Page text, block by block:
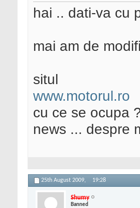
hai .. dati-va cu
mai am de
situl
www.motorul.ro
cu ce se ocupa
news ... despre
25th August 2009, 19:28
Shumy
Banned